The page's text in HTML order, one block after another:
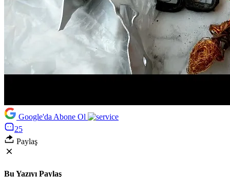
Google'da Abone Ol
25
Paylaş
Bu Yazıyı Paylaş